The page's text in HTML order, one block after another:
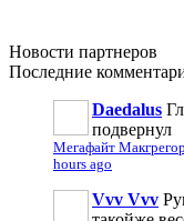
Новости партнеров
Последние
Daedalus
подвернул
Мегафайт
hours ago
Vvv Vvv